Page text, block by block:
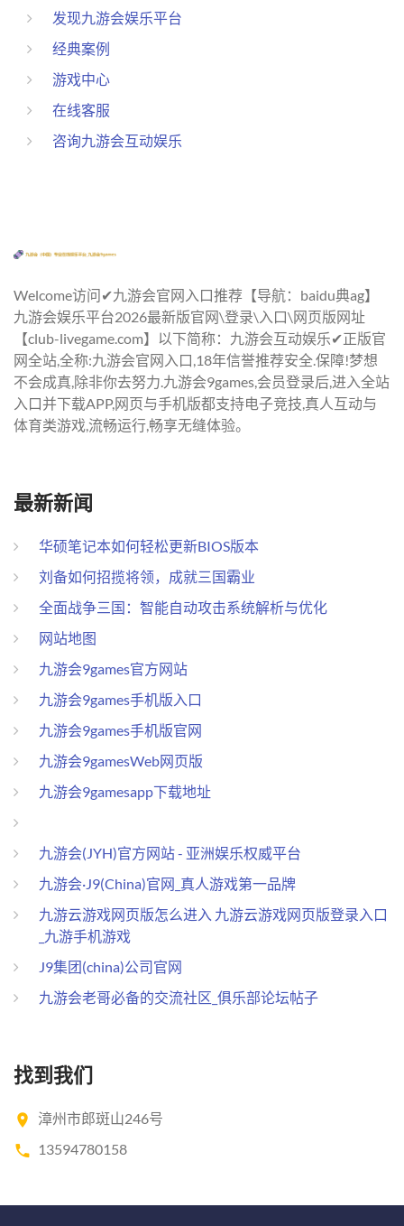
发现九游会娱乐平台
经典案例
游戏中心
在线客服
咨询九游会互动娱乐
Welcome访问✔九游会官网入口推荐【导航：baidu典ag】
九游会娱乐平台2026最新版官网\登录\入口\网页版网址
【club-livegame.com】以下简称：九游会互动娱乐✔正版官
网全站,全称:九游会官网入口,18年信誉推荐安全.保障!梦想
不会成真,除非你去努力.九游会9games,会员登录后,进入全站
入口并下载APP,网页与手机版都支持电子竞技,真人互动与
体育类游戏,流畅运行,畅享无缝体验。
最新新闻
华硕笔记本如何轻松更新BIOS版本
刘备如何招揽将领，成就三国霸业
全面战争三国：智能自动攻击系统解析与优化
网站地图
九游会9games官方网站
九游会9games手机版入口
九游会9games手机版官网
九游会9gamesWeb网页版
九游会9gamesapp下载地址
九游会(JYH)官方网站 - 亚洲娱乐权威平台
九游会·J9(China)官网_真人游戏第一品牌
九游云游戏网页版怎么进入 九游云游戏网页版登录入口
_九游手机游戏
J9集团(china)公司官网
九游会老哥必备的交流社区_俱乐部论坛帖子
找到我们
漳州市郎斑山246号
13594780158